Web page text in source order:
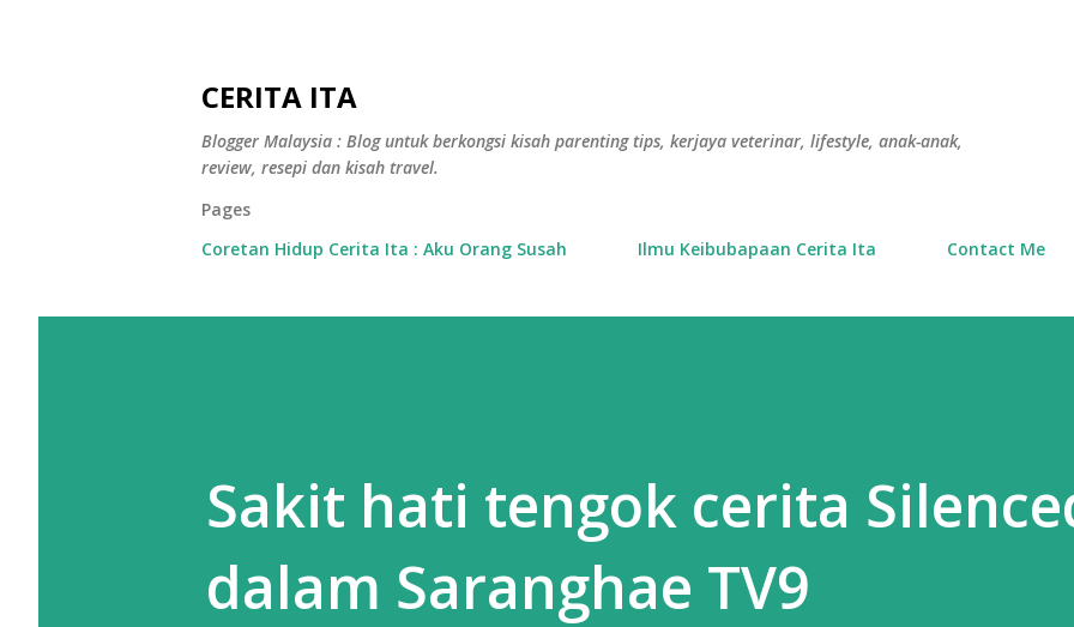
CERITA ITA
Blogger Malaysia : Blog untuk berkongsi kisah parenting tips, kerjaya veterinar, lifestyle, anak-anak,
review, resepi dan kisah travel.
Pages
Coretan Hidup Cerita Ita : Aku Orang Susah
Ilmu Keibubapaan Cerita Ita Contact Me
Sakit hati tengok cerita
dalam Saranghae TV9